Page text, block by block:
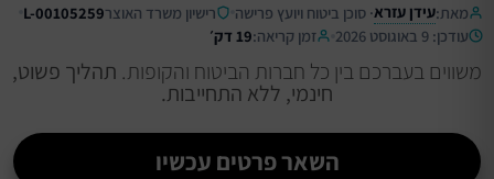
מאת:עידן עזרא· סוכן ביטוח ויועץ פרישה רישיון משרד האוצרL-00105259
עודכן: 9 באוגוסט 2026
זמן קריאה:19 דק׳
משווים בעברכם בין כל חברות הביטוח והקופות. תהליך פשוט,
חינמי, ללא התחייבות.
השאר פרטים עכשיו